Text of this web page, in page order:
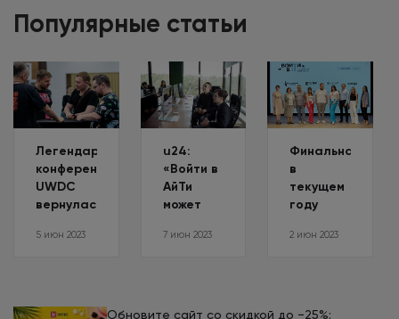
Популярные статьи
Легендарная
конференция
UWDC
вернулась
трехлетнего
5 июн 2023
u24:
«Войти в
АйТи
может
Как
конференций
7 июн 2023
Финальная
в
текущем
году
конференция
каждый»
2 июн 2023
Обновите сайт со скидкой до −25%: